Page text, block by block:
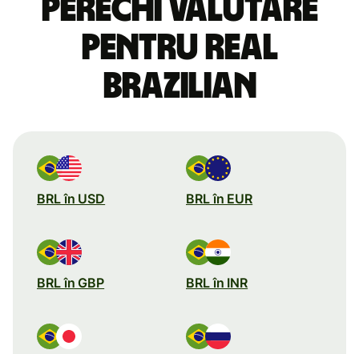
perechi valutare
pentru real
brazilian
BRL în USD BRL în EUR
BRL în GBP BRL în INR